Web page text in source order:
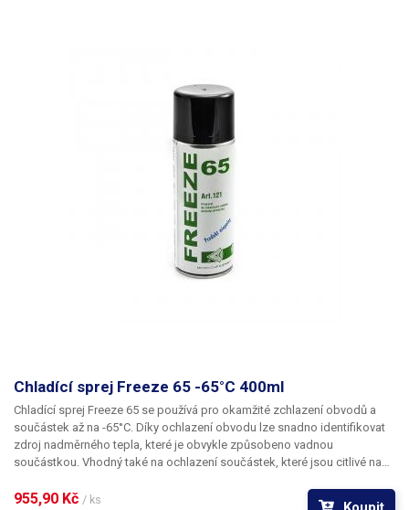
Chladící sprej Freeze 65 -65°C 400ml
Chladící sprej Freeze 65 se používá pro okamžité zchlazení obvodů a
součástek až na -65°C. Díky ochlazení obvodu lze snadno identifikovat
zdroj nadměrného tepla, které je obvykle způsobeno vadnou
součástkou. Vhodný také na ochlazení součástek, které jsou citlivé na
zničením. Dále lze Freeze 65 využít při kontrole a nastavování
955,90 Kč / ks